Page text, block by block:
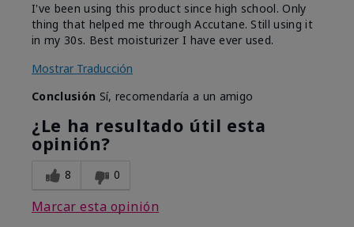
I've been using this product since high school. Only
thing that helped me through Accutane. Still using it
in my 30s. Best moisturizer I have ever used.
Mostrar Traducción
Conclusión Sí, recomendaría a un amigo
¿Le ha resultado útil esta
opinión?
8 0
Marcar esta opinión